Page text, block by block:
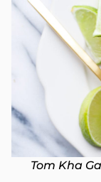
Tom Kha